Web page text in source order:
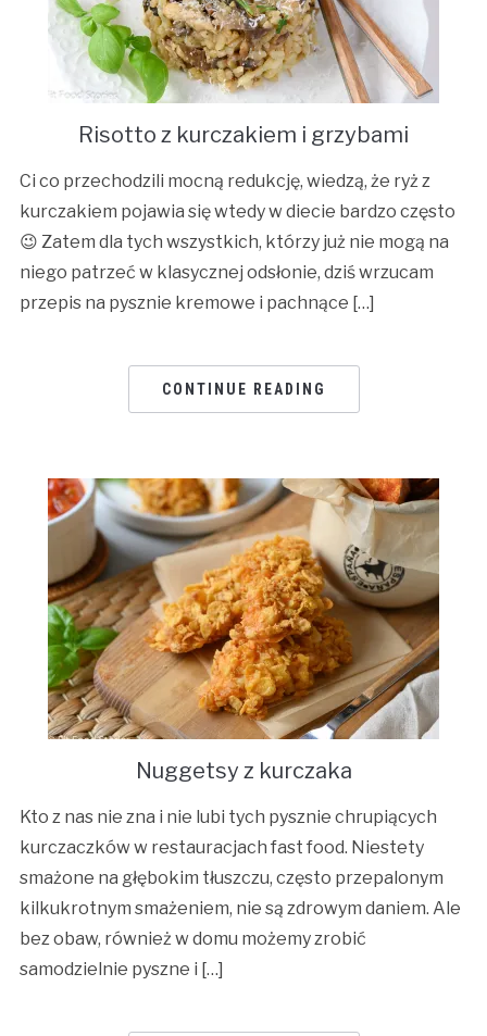
Risotto z kurczakiem i grzybami
Ci co przechodzili mocną redukcję, wiedzą, że ryż z
kurczakiem pojawia się wtedy w diecie bardzo często
😉 Zatem dla tych wszystkich, którzy już nie mogą na
niego patrzeć w klasycznej odsłonie, dziś wrzucam
przepis na pysznie kremowe i pachnące […]
CONTINUE READING
Nuggetsy z kurczaka
Kto z nas nie zna i nie lubi tych pysznie chrupiących
kurczaczków w restauracjach fast food. Niestety
smażone na głębokim tłuszczu, często przepalonym
kilkukrotnym smażeniem, nie są zdrowym daniem. Ale
bez obaw, również w domu możemy zrobić
samodzielnie pyszne i […]